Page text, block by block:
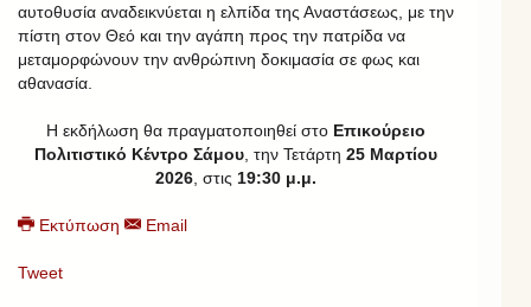
αυτοθυσία αναδεικνύεται η ελπίδα της Αναστάσεως, με την
πίστη στον Θεό και την αγάπη προς την πατρίδα να
μεταμορφώνουν την ανθρώπινη δοκιμασία σε φως και
αθανασία.
Η εκδήλωση θα πραγματοποιηθεί στο Επικούρειο
Πολιτιστικό Κέντρο Σάμου, την Τετάρτη 25 Μαρτίου
2026, στις 19:30 μ.μ.
Εκτύπωση Email
Tweet